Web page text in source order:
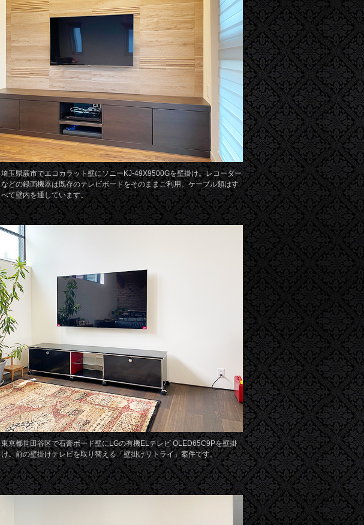
埼玉県蕨市でエコカラット壁にソニーKJ-49X9500Gを壁掛け。レコーダー
などの録画機器は既存のテレビボードをそのままご利用。ケーブル類はす
べて壁内を通しています。
東京都世田谷区で石膏ボード壁にLGの有機ELテレビ OLED65C9Pを壁掛
け。前の壁掛けテレビを取り替える「壁掛けリトライ」案件です。